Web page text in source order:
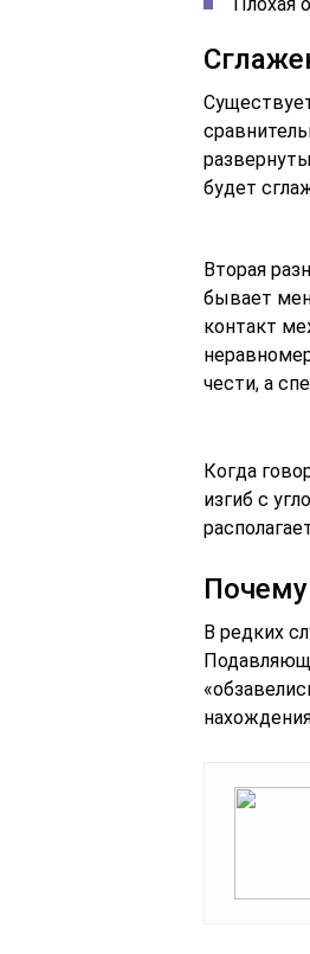
будет
Вторая
бывает
контакт
чести, а
Когда
изгиб с
В редких